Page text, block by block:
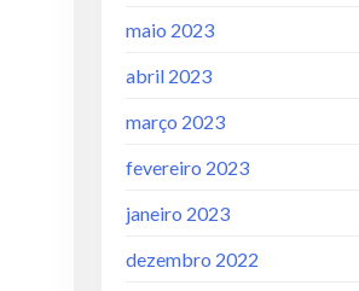
maio 2023
abril 2023
março 2023
fevereiro 2023
janeiro 2023
dezembro 2022